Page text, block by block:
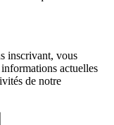
inscrivant, vous
actuelles
de notre